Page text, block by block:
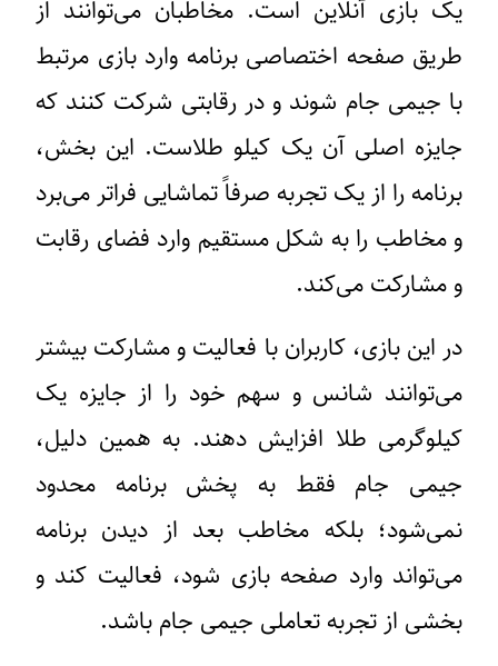
یک بازی آنلاین است. مخاطبان می‌توانند از
طریق صفحه اختصاصی برنامه وارد بازی مرتبط
با جیمی جام شوند و در رقابتی شرکت کنند که
جایزه اصلی آن یک کیلو طلاست. این بخش،
برنامه را از یک تجربه صرفاً تماشایی فراتر می‌برد
و مخاطب را به شکل مستقیم وارد فضای رقابت
و مشارکت می‌کند.
در این بازی، کاربران با فعالیت و مشارکت بیشتر
می‌توانند شانس و سهم خود را از جایزه یک
کیلوگرمی طلا افزایش دهند. به همین دلیل،
جیمی جام فقط به پخش برنامه محدود
نمی‌شود؛ بلکه مخاطب بعد از دیدن برنامه
می‌تواند وارد صفحه بازی شود، فعالیت کند و
بخشی از تجربه تعاملی جیمی جام باشد.